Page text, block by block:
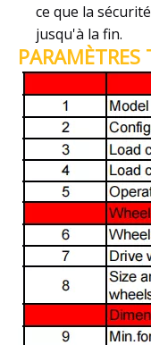
ce que la
jusqu'à la fin.
PARAMÈTRES